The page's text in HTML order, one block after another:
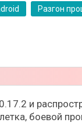
Разгон
и
боевой